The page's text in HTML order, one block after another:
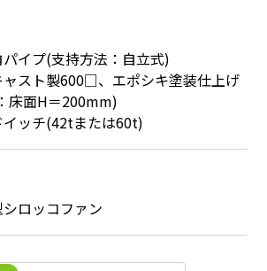
イプ(支持方法：自立式)
ャスト製600□、エポシキ塗装仕上げ
床面H＝200mm)
ッチ(42tまたは60t)
ロッコファン